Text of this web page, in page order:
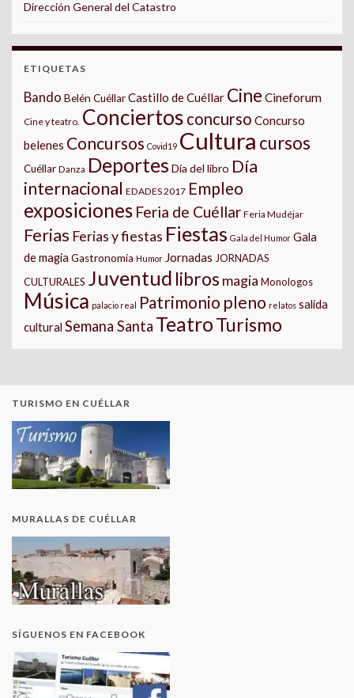
Dirección General del Catastro
ETIQUETAS
Bando Belén CuéllarCastillo de Cuéllar Cine Cineforum
Cine y teatro. Conciertos concurso Concurso
belenes Concursos Covid19 Cultura cursos
Cuéllar Danza Deportes Día del libro Día
internacional EDADES 2017 Empleo
exposiciones Feria de Cuéllar Feria Mudéjar
Ferias Ferias y fiestas Fiestas Gala del Humor Gala
de magia Gastronomía Humor Jornadas JORNADAS
CULTURALES Juventud libros magia Monologos
Música palacio real Patrimonio pleno relatos salida
cultural Semana Santa TeatroTurismo
TURISMO EN CUÉLLAR
MURALLAS DE CUÉLLAR
SÍGUENOS EN FACEBOOK